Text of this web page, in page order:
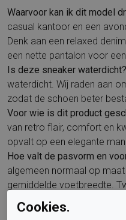
Waarvoor kan ik dit model
casual kantoor en een
Denk aan een relaxed
een nette pantalon voor
Is deze sneaker waterdicht?
waterdicht. Wij raden aan
zodat de schoen beter
Voor wie is dit product
van retro flair, comfort en
opvalt op een elegante
Hoe valt de pasvorm en
algemeen normaal op
gemiddelde voetbreedte.
maat in Puma of neem
Is het voetbed uitneembaar?
Cookies.